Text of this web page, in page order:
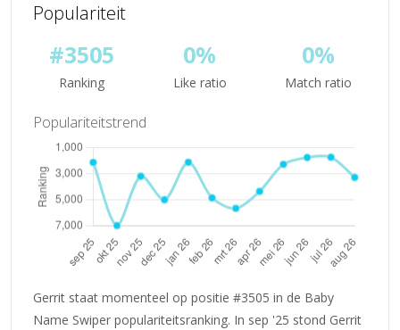
Populariteit
#3505
Ranking
0%
Like ratio
0%
Match ratio
Populariteitstrend
Gerrit staat momenteel op positie #3505 in de Baby
Name Swiper populariteitsranking. In sep '25 stond Gerrit